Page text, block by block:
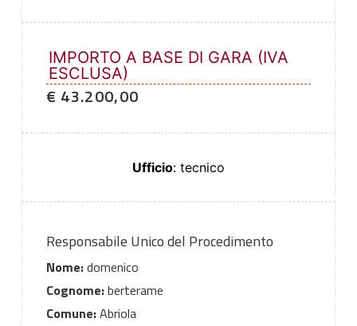
IMPORTO A BASE DI GARA (IVA
ESCLUSA)
€ 43.200,00
Ufficio: tecnico
Responsabile Unico del Procedimento
Nome:domenico
Cognome:berterame
Comune:Abriola